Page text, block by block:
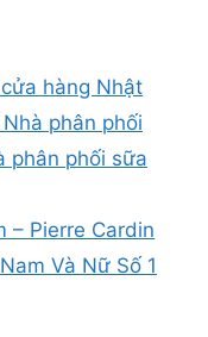
hàng Nhật
phân phối
phân phối sữa
– Pierre Cardin
Và Nữ Số 1